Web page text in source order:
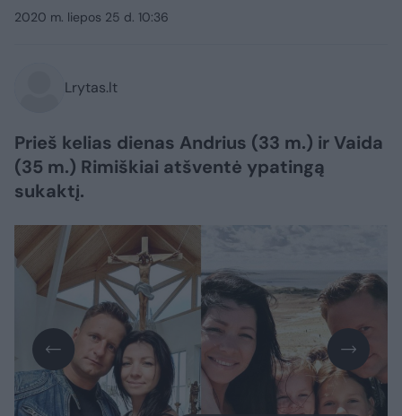
2020 m. liepos 25 d. 10:36
Lrytas.lt
Prieš kelias dienas Andrius (33 m.) ir Vaida
(35 m.) Rimiškiai atšventė ypatingą
sukaktį.